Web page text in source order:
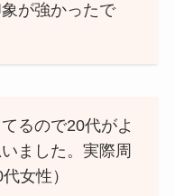
が強かったで
るので20代がよ
ました。実際周
女性）